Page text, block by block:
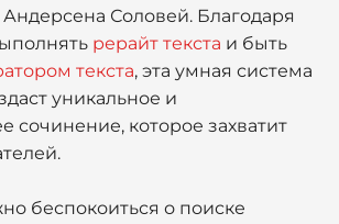
Андерсена Соловей. Благодаря
рерайт текста и быть
текста, эта умная система
уникальное и
сочинение, которое захватит
беспокоиться о поиске